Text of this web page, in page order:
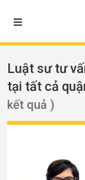
Luật sư tư
tại tất cả
kết quả )